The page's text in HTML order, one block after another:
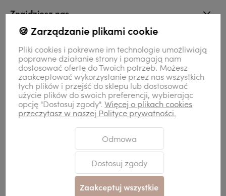
Znajdziesz nas
Kontakt
Moje konto
Sklep internetowy Shoper Premium Szablon Shoper Modern 3.0™
🍪 Zarządzanie plikami cookie
Pliki cookies i pokrewne im technologie umożliwiają
poprawne działanie strony i pomagają nam
dostosować ofertę do Twoich potrzeb. Możesz
zaakceptować wykorzystanie przez nas wszystkich
tych plików i przejść do sklepu lub dostosować
użycie plików do swoich preferencji, wybierając
opcję "Dostosuj zgody". Więcej o plikach cookies
przeczytasz w naszej Polityce prywatności.
Odmowa
Dostosuj zgody
Zaakceptuj wszystkie